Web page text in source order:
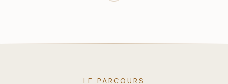
LE PARCOURS